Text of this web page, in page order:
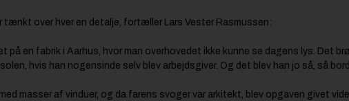
tænkt over hver en detalje, fortæller Lars Vester Rasmussen:
på en fabrik i Aarhus, hvor man overhovedet ikke kunne se dagens lys. Det
hvis han nogensinde selv blev arbejdsgiver. Og det blev han jo så, så
masser af vinduer, og da farens svoger var arkitekt, blev opgaven givet